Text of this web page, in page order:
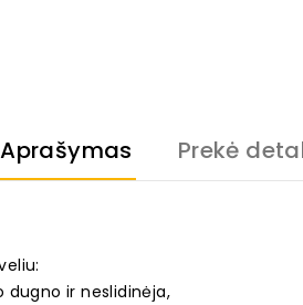
Aprašymas Prekė
ir neslidinėja,